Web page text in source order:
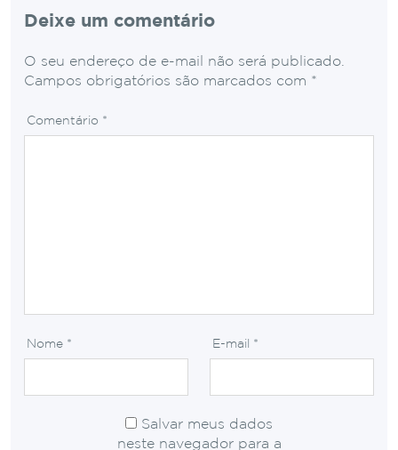
Deixe um comentário
O seu endereço de e-mail não será publicado.
Campos obrigatórios são marcados com *
Comentário *
Nome * E-mail *
Salvar meus dados
neste navegador para a